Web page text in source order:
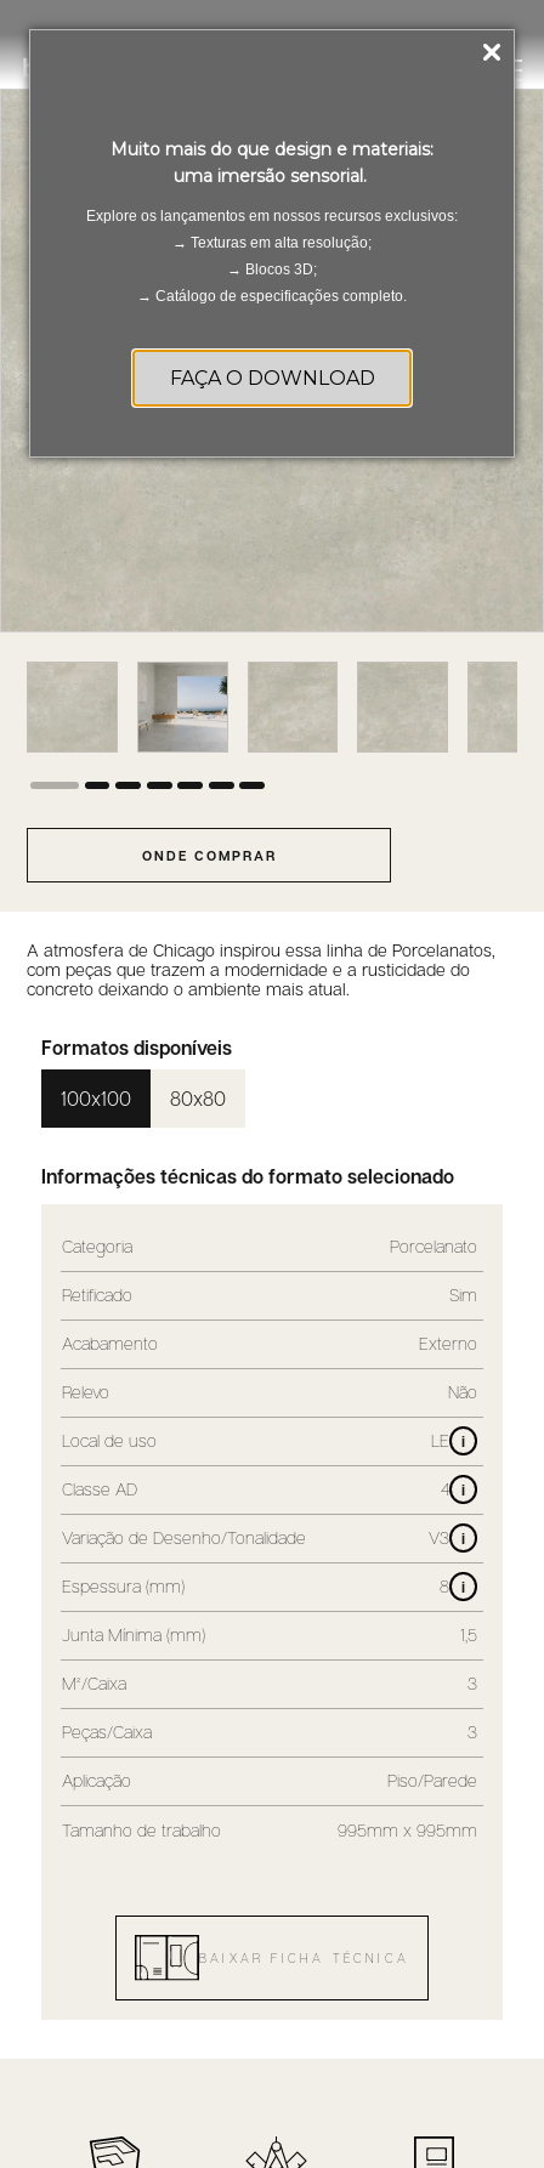
Muito mais do que design e materiais:
uma imersão sensorial.
Explore os lançamentos em nossos recursos exclusivos:
→ Texturas em alta resolução;
→ Blocos 3D;
→ Catálogo de especificações completo.
FAÇA O DOWNLOAD
ONDE COMPRAR
A atmosfera de Chicago inspirou essa linha de Porcelanatos,
com peças que trazem a modernidade e a rusticidade do
concreto deixando o ambiente mais atual.
Formatos disponíveis
100x100 80x80
Informações técnicas do formato selecionado
Categoria Porcelanato
Retificado Sim
Acabamento Externo
Relevo Não
Local de uso LE i
Classe AD 4 i
Variação de Desenho/Tonalidade V3 i
Espessura (mm) 8 i
Junta Mínima (mm) 1,5
M²/Caixa 3
Peças/Caixa 3
Aplicação Piso/Parede
Tamanho de trabalho 995mm x 995mm
BAIXAR FICHA TÉCNICA